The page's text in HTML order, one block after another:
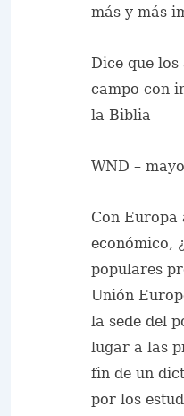
más y más
Dice que
campo con
la Biblia
WND –
Con Europa
económico,
populares
Unión
la sede del
lugar a las
fin de un
por los